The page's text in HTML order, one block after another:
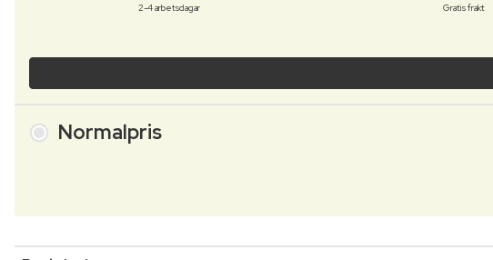
2-4 arbetsdagar Gratis frakt
Normalpris